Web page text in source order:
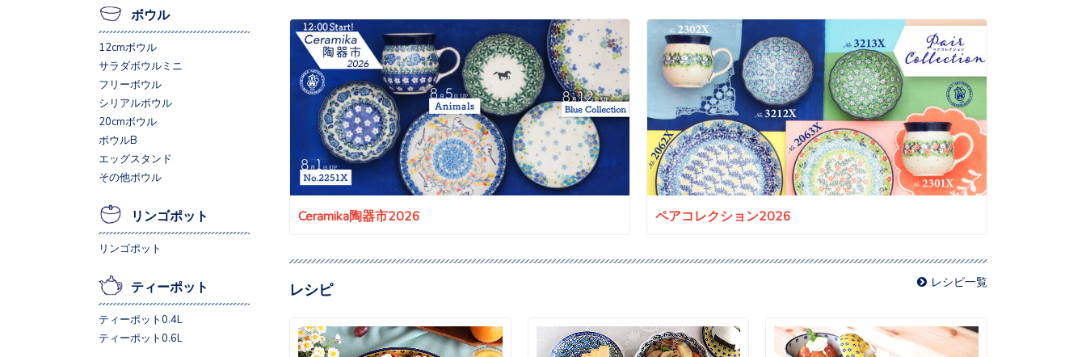
Ceramika陶器市2026 ペアコレクション2026
レシピ レシピ一覧
ボウル
12cmボウル
サラダボウルミニ
フリーボウル
シリアルボウル
20cmボウル
ボウルB
エッグスタンド
その他ボウル
リンゴポット
リンゴポット
ティーポット
ティーポット0.4L
ティーポット0.6L